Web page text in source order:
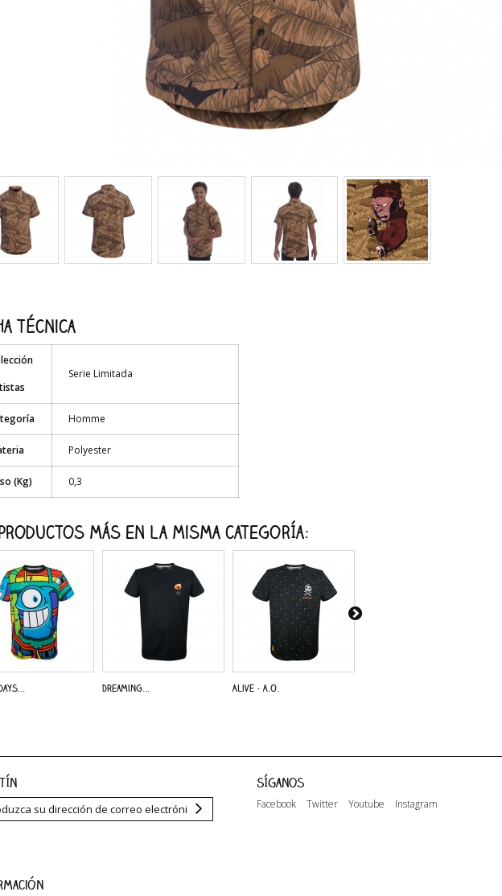
técnica
Serie Limitada
Homme
Polyester
(Kg) 0,3
más en la misma categoría:
Dreaming... Alive - A.O.
Síganos
Facebook Twitter Youtube Instagram